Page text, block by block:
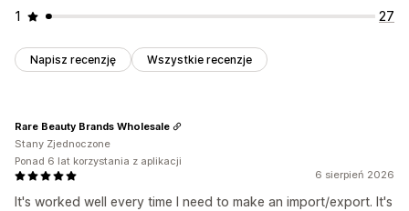
1
27
Napisz recenzję Wszystkie recenzje
6 sierpień 2026
It's worked well every time I need to make an import/export. It's
Rare Beauty Brands Wholesale
Stany Zjednoczone
Ponad 6 lat korzystania z aplikacji